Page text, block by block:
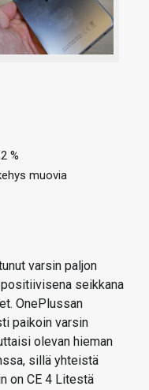
%
muovia
varsin paljon
seikkana
OnePlussan
paikoin varsin
olevan hieman
sillä yhteistä
on CE 4 Litestä